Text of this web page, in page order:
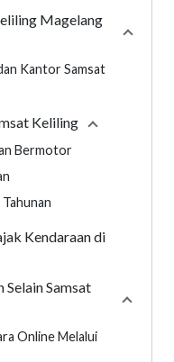
Magelang
Kantor Samsat
Keliling Collapse
Bermotor
Kendaraan di
Selain Samsat
Online Melalui